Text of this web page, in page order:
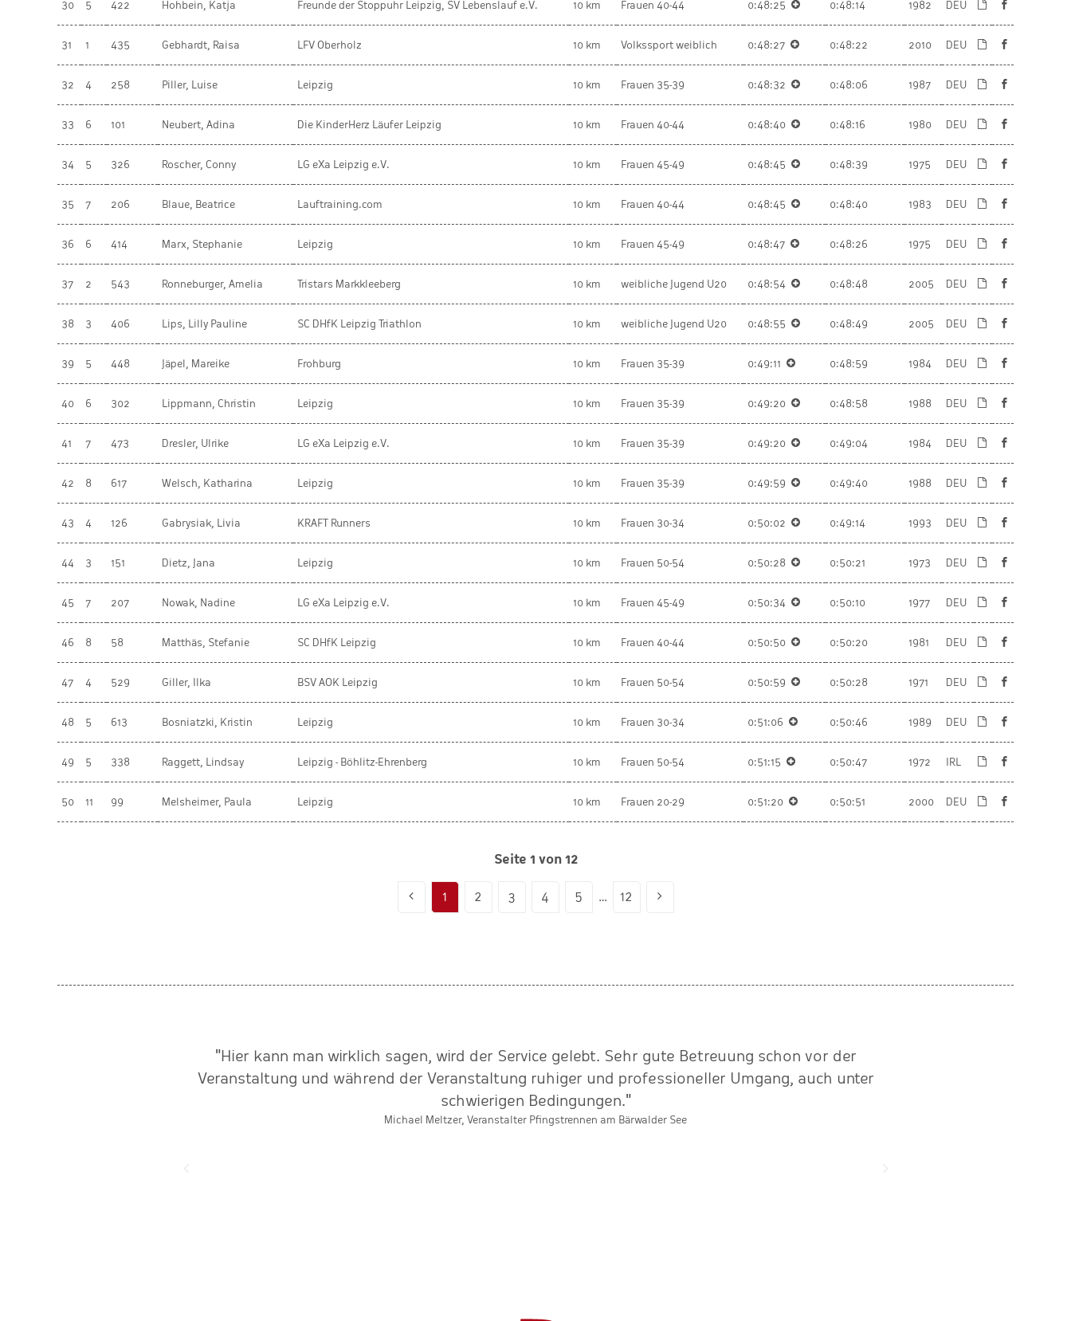
30 5 422 Hohbein, Katja Freunde der Stoppuhr Leipzig, SV Lebenslauf e.V. 10 km Frauen 40-44 0:48:25 0:48:14 1982 DEU
31 1 435 Gebhardt, Raisa LFV Oberholz 10 km Volkssport weiblich 0:48:27 0:48:22 2010 DEU
32 4 258 Piller, Luise Leipzig 10 km Frauen 35-39 0:48:32 0:48:06 1987 DEU
33 6 101 Neubert, Adina Die KinderHerz Läufer Leipzig 10 km Frauen 40-44 0:48:40 0:48:16 1980 DEU
34 5 326 Roscher, Conny LG eXa Leipzig e.V. 10 km Frauen 45-49 0:48:45 0:48:39 1975 DEU
35 7 206 Blaue, Beatrice Lauftraining.com 10 km Frauen 40-44 0:48:45 0:48:40 1983 DEU
36 6 414 Marx, Stephanie Leipzig 10 km Frauen 45-49 0:48:47 0:48:26 1975 DEU
37 2 543 Ronneburger, Amelia Tristars Markkleeberg 10 km weibliche Jugend U20 0:48:54 0:48:48 2005 DEU
38 3 406 Lips, Lilly Pauline SC DHfK Leipzig Triathlon 10 km weibliche Jugend U20 0:48:55 0:48:49 2005 DEU
39 5 448 Jäpel, Mareike Frohburg 10 km Frauen 35-39 0:49:11 0:48:59 1984 DEU
40 6 302 Lippmann, Christin Leipzig 10 km Frauen 35-39 0:49:20 0:48:58 1988 DEU
41 7 473 Dresler, Ulrike LG eXa Leipzig e.V. 10 km Frauen 35-39 0:49:20 0:49:04 1984 DEU
42 8 617 Welsch, Katharina Leipzig 10 km Frauen 35-39 0:49:59 0:49:40 1988 DEU
43 4 126 Gabrysiak, Livia KRAFT Runners 10 km Frauen 30-34 0:50:02 0:49:14 1993 DEU
44 3 151 Dietz, Jana Leipzig 10 km Frauen 50-54 0:50:28 0:50:21 1973 DEU
45 7 207 Nowak, Nadine LG eXa Leipzig e.V. 10 km Frauen 45-49 0:50:34 0:50:10 1977 DEU
46 8 58 Matthäs, Stefanie SC DHfK Leipzig 10 km Frauen 40-44 0:50:50 0:50:20 1981 DEU
47 4 529 Giller, Ilka BSV AOK Leipzig 10 km Frauen 50-54 0:50:59 0:50:28 1971 DEU
48 5 613 Bosniatzki, Kristin Leipzig 10 km Frauen 30-34 0:51:06 0:50:46 1989 DEU
49 5 338 Raggett, Lindsay Leipzig - Böhlitz-Ehrenberg 10 km Frauen 50-54 0:51:15 0:50:47 1972 IRL
50 11 99 Melsheimer, Paula Leipzig 10 km Frauen 20-29 0:51:20 0:50:51 2000 DEU
Seite 1 von 12
1 2 3 4 5 … 12
"Hier kann man wirklich sagen, wird der Service gelebt. Sehr gute Betreuung schon vor der
Veranstaltung und während der Veranstaltung ruhiger und professioneller Umgang, auch unter
schwierigen Bedingungen."
Michael Meltzer, Veranstalter Pfingstrennen am Bärwalder See